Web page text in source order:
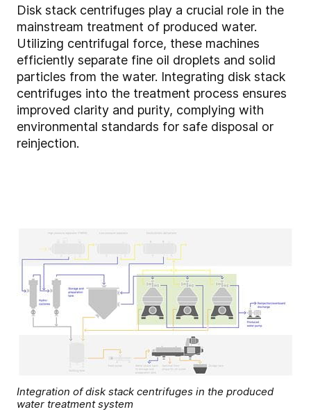
Disk stack centrifuges play a crucial role in the
mainstream treatment of produced water.
Utilizing centrifugal force, these machines
efficiently separate fine oil droplets and solid
particles from the water. Integrating disk stack
centrifuges into the treatment process ensures
improved clarity and purity, complying with
environmental standards for safe disposal or
reinjection.
Integration of disk stack centrifuges in the produced
water treatment system